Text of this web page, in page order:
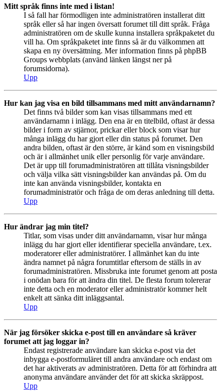
Mitt språk finns inte med i listan!
I så fall har förmodligen inte administratören installerat ditt
språk eller så har ingen översatt forumet till ditt språk. Fråga
administratören om de skulle kunna installera språkpaketet du
vill ha. Om språkpaketet inte finns så är du välkommen att
skapa en ny översättning. Mer information finns på phpBB
Groups webbplats (använd länken längst ner på
forumsidorna).
Upp
Hur kan jag visa en bild tillsammans med mitt användarnamn?
Det finns två bilder som kan visas tillsammans med ett
användarnamn i inlägg. Den ena är en titelbild, oftast är dessa
bilder i form av stjärnor, prickar eller block som visar hur
många inlägg du har gjort eller din status på forumet. Den
andra bilden, oftast är den större, är känd som en visningsbild
och är i allmänhet unik eller personlig för varje användare.
Det är upp till forumadministratören att tillåta visningsbilder
och välja vilka sätt visningsbilder kan användas på. Om du
inte kan använda visningsbilder, kontakta en
forumadministratör och fråga de om deras anledning till detta.
Upp
Hur ändrar jag min titel?
Titlar, som visas under ditt användarnamn, visar hur många
inlägg du har gjort eller identifierar speciella användare, t.ex.
moderatorer eller administratörer. I allmänhet kan du inte
ändra namnet på några forumtitlar eftersom de ställs in av
forumadministratören. Missbruka inte forumet genom att posta
i onödan bara för att ändra din titel. De flesta forum tolererar
inte detta och en moderator eller administratör kommer helt
enkelt att sänka ditt inläggsantal.
Upp
När jag försöker skicka e-post till en användare så kräver
forumet att jag loggar in?
Endast registrerade användare kan skicka e-post via det
inbygga e-postformuläret till andra användare och endast om
det har aktiverats av administratören. Detta för att förhindra att
anonyma användare använder det för att skicka skräppost.
Upp